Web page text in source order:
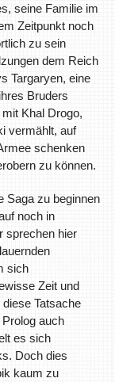
seine Familie im
Zeitpunkt noch
zu sein
dem Reich
Targaryen, eine
Bruders
Khal Drogo,
vermählt, auf
schenken
zu können.
Saga zu beginnen
noch in
sprechen hier
sich
Zeit und
Tatsache
auch
es sich
Doch dies
kaum zu